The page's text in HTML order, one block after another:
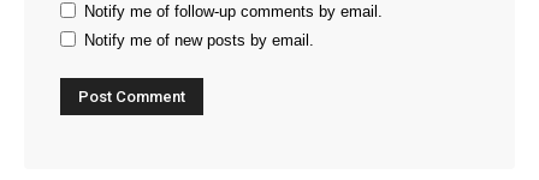
Notify me of follow-up comments by email.
Notify me of new posts by email.